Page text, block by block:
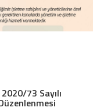
73 Sayılı